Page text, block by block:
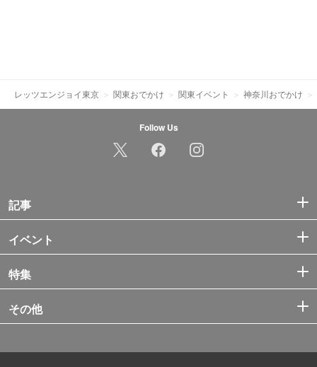
レッツエンジョイ東京 関東おでかけ 関東イベント 神奈川おでかけ
Follow Us
記事
イベント
特集
その他